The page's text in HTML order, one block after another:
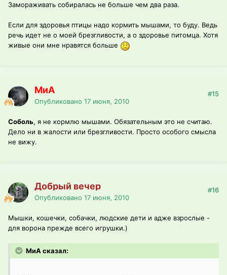
Замораживать собиралась не больше чем два раза.
Если для здоровья птицы надо кормить мышами, то буду. Ведь
речь идет не о моей брезгливости, а о здоровье питомца. Хотя
живые они мне нравятся больше
МиА
Опубликовано 17 июня, 2010
#15
Соболь, я не кормлю мышами. Обязательным это не считаю.
Дело ни в жалости или брезгливости. Просто особого смысла
не вижу.
Добрый вечер
Опубликовано 17 июня, 2010
#16
Мышки, кошечки, собачки, людские дети и адже взрослые -
для ворона прежде всего игрушки.)
МиА сказал: